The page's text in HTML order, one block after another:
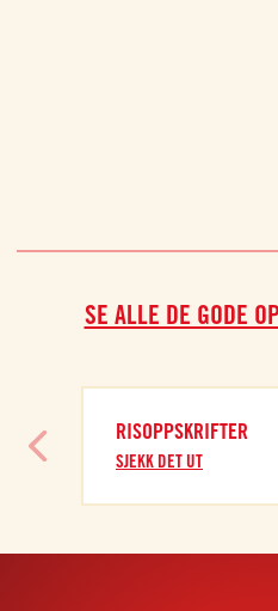
SE ALLE DE GODE
RISOPPSKRIFTER
SJEKK DET UT